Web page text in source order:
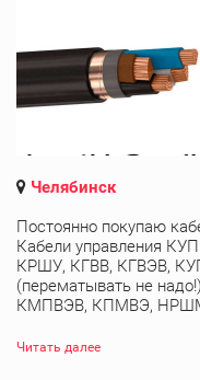
Челябинск
Постоянно покупаю
Кабели управления
КРШУ, КГВВ, КГВЭВ,
(перематывать не
КМПВЭВ, КПМВЭ,
Читать далее